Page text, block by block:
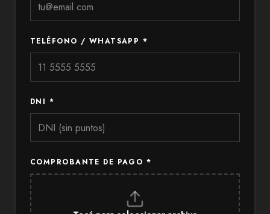
TELÉFONO / WHATSAPP *
DNI *
COMPROBANTE DE PAGO *